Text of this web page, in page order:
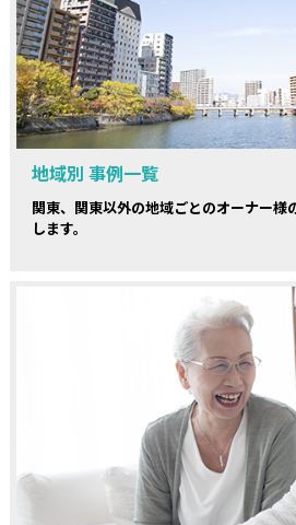
地域別 事例一覧
関東、関東以外の地域ごとのオーナー様
します。